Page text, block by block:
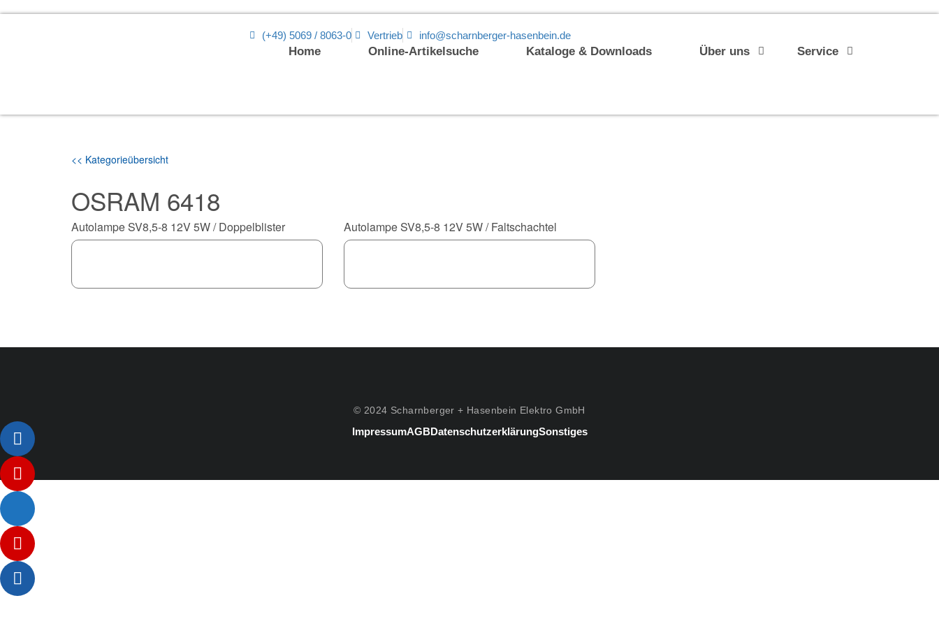
(+49) 5069 / 8063-0 Vertrieb info@scharnberger-hasenbein.de
Home Online-Artikelsuche Kataloge & Downloads Über uns Service
<< Kategorieübersicht
OSRAM 6418
Autolampe SV8,5-8 12V 5W / Doppelblister Autolampe SV8,5-8 12V 5W / Faltschachtel
© 2024 Scharnberger + Hasenbein Elektro GmbH
ImpressumAGBDatenschutzerklärungSonstiges